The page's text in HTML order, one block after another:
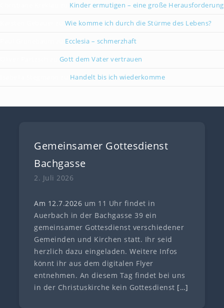
Kinder ermutigen – eine große Herausforderung
Wie komme ich durch die Stürme des Lebens?
Ecclesia – schmerzhaft
Gott dem Vater vertrauen
Handelt bis ich wiederkomme
Gemeinsamer Gottesdienst
Bachgasse
2. Juli 2026
Am 12.7.2026 um 11 Uhr findet in
Auerbach in der Bachgasse 39 ein
gemeinsamer Gottesdienst verschiedener
Gemeinden und Kirchen statt. Ihr seid
herzlich dazu eingeladen. Weitere Infos
könnt ihr aus dem digitalen Flyer
entnehmen. An diesem Tag findet bei uns
in der Christuskirche kein Gottesdienst […]